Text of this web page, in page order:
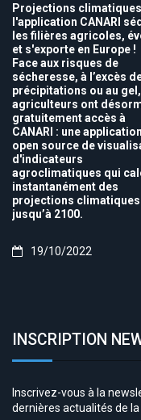
Projections
l'application CANARI
les filières agricoles,
et s'exporte en Europe !
Face aux risques de
sécheresse, à l’excès
précipitations ou au
agriculteurs ont
gratuitement accès à
CANARI : une
open source de
d'indicateurs
agroclimatiques qui
instantanément des
projections climatiques
jusqu’à 2100.
19/10/2022
INSCRIPTION
Inscrivez-vous à la
dernières actualités de